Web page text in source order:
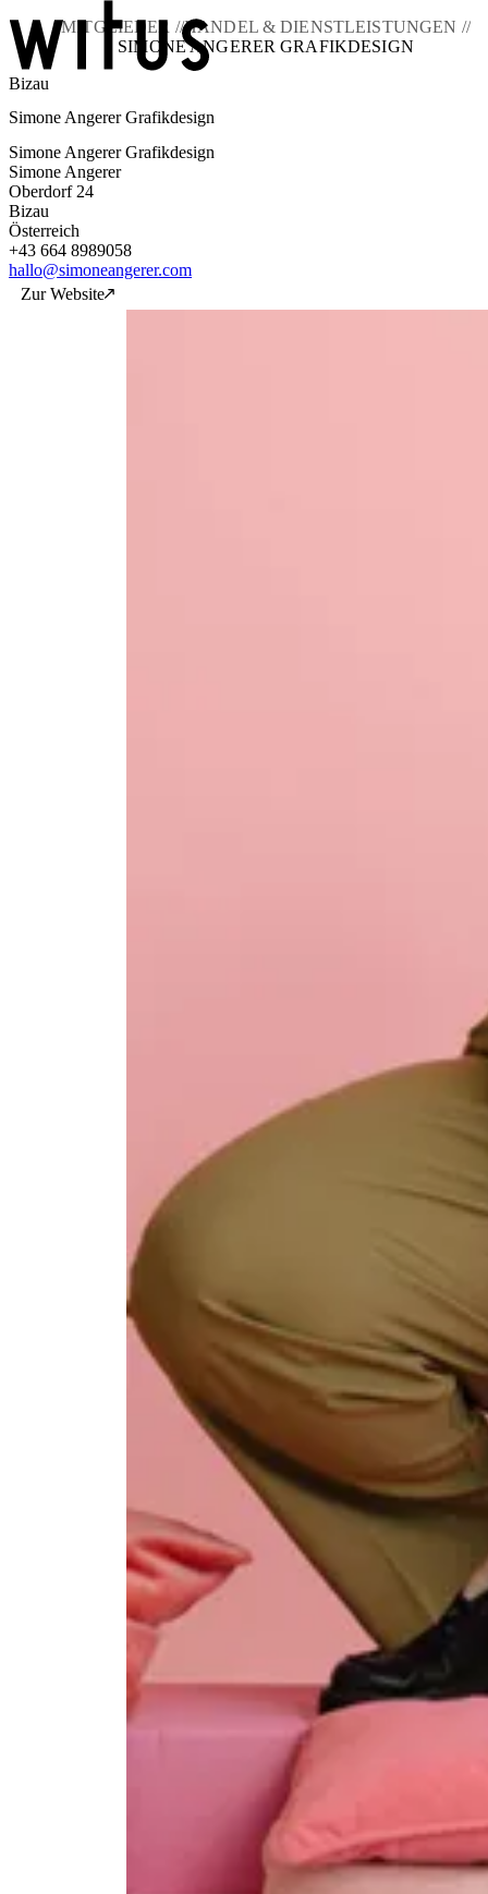
Über uns
Projekte
Mitglieder
Service
Kontakt
MITGLIEDER //HANDEL & DIENSTLEISTUNGEN //
SIMONE ANGERER GRAFIKDESIGN
Bizau
Simone Angerer Grafikdesign
Simone Angerer Grafikdesign
Simone Angerer
Oberdorf 24
Bizau
Österreich
+43 664 8989058
hallo@simoneangerer.com
Zur Website